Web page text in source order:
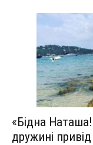
«Бідна
дружині